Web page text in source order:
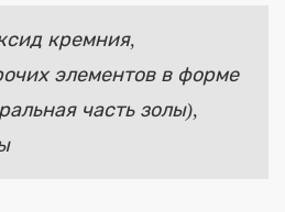
кремния,
элементов в форме
часть золы),